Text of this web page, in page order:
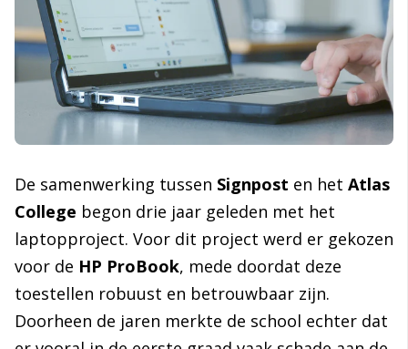
De samenwerking tussen Signpost en het Atlas
College begon drie jaar geleden met het
laptopproject. Voor dit project werd er gekozen
voor de HP ProBook, mede doordat deze
toestellen robuust en betrouwbaar zijn.
Doorheen de jaren merkte de school echter dat